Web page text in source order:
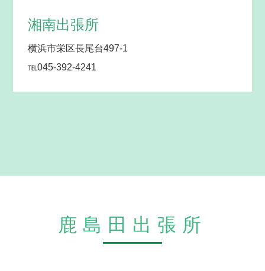
湘南出張所
横浜市栄区長尾台497-1
℡045-392-4241
鹿島田出張所